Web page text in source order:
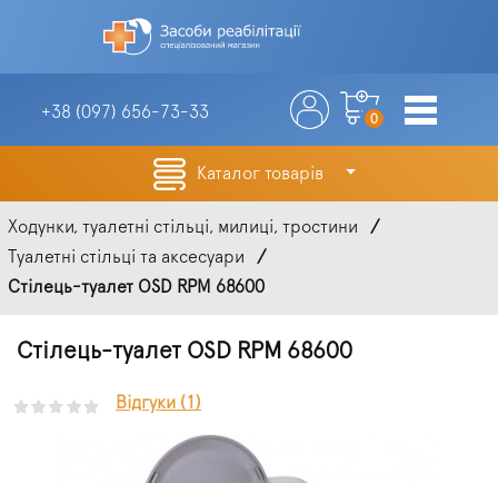
+38 (097) 656-73-33 0
Каталог товарів
Ходунки, туалетні стільці, милиці, тростини
Туалетні стільці та аксесуари
Стілець-туалет OSD RPM 68600
Стілець-туалет OSD RPM 68600
Відгуки (1)